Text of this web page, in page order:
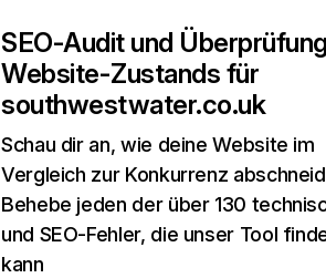
SEO-Audit und
Website-Zustands für
southwestwater.co.uk
Schau dir an, wie deine Website im
Vergleich zur Konkurrenz
Behebe jeden der über 130
und SEO-Fehler, die unser Tool
kann